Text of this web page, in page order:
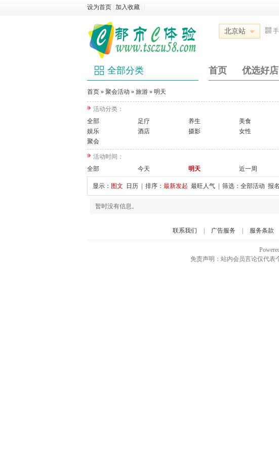
设为首页 加入收藏
北京站
全部分类 首页 优选好店
首页 » 聚会活动 » 旅游 » 明天
活动分类：
全部
足疗 养生 美食
娱乐
酒店 摄影 女性
聚会
活动时间：
全部
今天 明天 近一周
显示： 图文 日历 | 排序： 最新发起 最旺人气 | 筛选： 全部活动 报
暂时没有信息。
联系我们 广告服务 服务条款
免责声明：站内会员言论仅代表